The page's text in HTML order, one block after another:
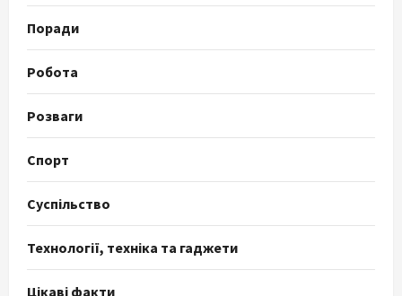
Поради
Робота
Розваги
Спорт
Суспільство
Технології, техніка та гаджети
Цікаві факти